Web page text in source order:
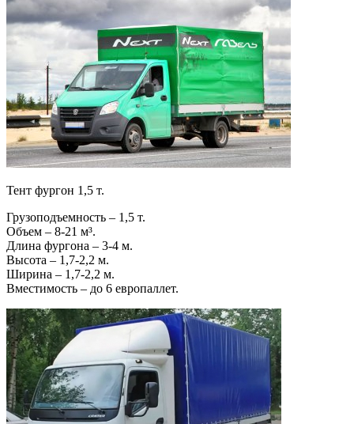
Тент фургон 1,5 т.
Грузоподъемность – 1,5 т.
Объем – 8-21 м³.
Длина фургона – 3-4 м.
Высота – 1,7-2,2 м.
Ширина – 1,7-2,2 м.
Вместимость – до 6 европаллет.